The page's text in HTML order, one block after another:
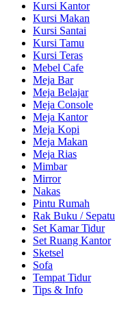
Kursi Kantor
Kursi Makan
Kursi Santai
Kursi Tamu
Kursi Teras
Mebel Cafe
Meja Bar
Meja Belajar
Meja Console
Meja Kantor
Meja Kopi
Meja Makan
Meja Rias
Mimbar
Mirror
Nakas
Pintu Rumah
Rak Buku / Sepatu
Set Kamar Tidur
Set Ruang Kantor
Sketsel
Sofa
Tempat Tidur
Tips & Info